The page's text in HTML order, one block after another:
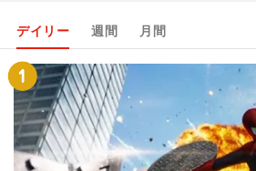
デイリー 週間 月間